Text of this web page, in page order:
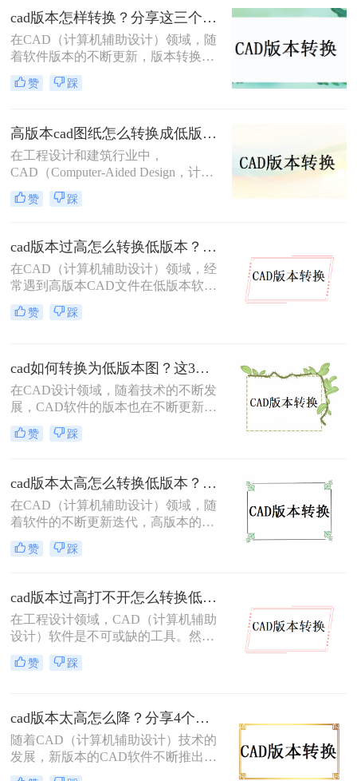
得尤为重要。那么cad版本转换怎么操
作呢？本文将介绍二种CAD版本转换
的操作方法。
cad版本怎样转换？分享这三个转换方法！
在CAD（计算机辅助设计）领域，随
着软件版本的不断更新，版本转换成
为了一个常见的需求。无论是出于兼
容性、文件格式要求，还是为了与旧
得尤为重要。那么cad版本怎样转换
呢？本文将介绍三种CAD版本转换的
方法。
赞 踩
高版本cad图纸怎么转换成低版本图纸？快来试一试这二种方法吧！
在工程设计和建筑行业中，
CAD（Computer-Aided Design，计算
机辅助设计）文件的版本兼容性问题
时常出现。高版本的CAD图纸在低版
文件的共享和协作带来了不便。那么
高版本cad图纸怎么转换成低版本图纸
呢？本文将介绍两种将高版本CAD图
纸转换为低版本的方法，帮助您轻松
解决这一问题。
赞 踩
cad版本过高怎么转换低版本？分享3种高效转换方法！
在CAD（计算机辅助设计）领域，经
常遇到高版本CAD文件在低版本软件
中无法打开或编辑的情况。这通常是
因为高版本CAD可能新增了一些功能
低版本变得尤为重要。那么cad版本过
高怎么转换低版本呢？本文将介绍三
种将CAD高版本转换为低版本的高效
赞 踩
cad如何转换为低版本图？这3个方法了解一下！
在CAD设计领域，随着技术的不断发
展，CAD软件的版本也在不断更新。
然而，有时我们需要将高版本的CAD
文件转换为低版本，以便在不同版本
如何转换为低版本图呢？本文将介绍
三种将CAD文件转换为低版本的方
法。
赞 踩
cad版本太高怎么转换低版本？分享二个高效实用方法！
在CAD（计算机辅助设计）领域，随
着软件的不断更新迭代，高版本的
CAD文件有时需要在低版本的软件中
打开或编辑。这时，就需要将高版本
版本太高怎么转换低版本呢？本文将
介绍两种常用的CAD版本转换方法。
赞 踩
cad版本过高打不开怎么转换低版本？这3个方法快来试试！
在工程设计领域，CAD（计算机辅助
设计）软件是不可或缺的工具。然
而，随着软件版本的更新迭代，有时
我们可能会遇到高版本CAD文件在低
本文将介绍三种将高版本CAD文件转
换为低版本的方法，帮助大家轻松解
决这一难题。
赞 踩
cad版本太高怎么降？分享4个实用方法！
随着CAD（计算机辅助设计）技术的
发展，新版本的CAD软件不断推出，
带来了更多的功能和优化。然而，这